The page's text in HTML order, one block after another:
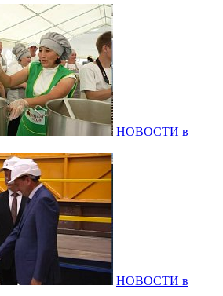
НОВОСТИ в
НОВОСТИ в